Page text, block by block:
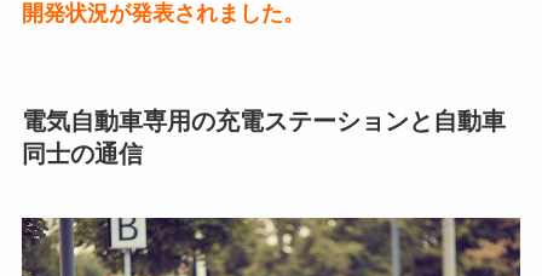
開発状況が発表されました。
電気自動車専用の充電ステーションと自動車
同士の通信